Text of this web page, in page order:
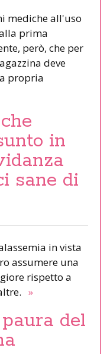
mediche all'uso
prima
però, che per
deve
propria
in
sane di
in vista
assumere una
rispetto a
»
del